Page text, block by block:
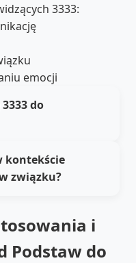
3333:
emocji
do
kontekście
związku?
i
Podstaw do